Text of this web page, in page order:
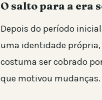
O salto para a era
Depois do período
uma identidade própria,
costuma ser cobrado
que motivou mudanças.